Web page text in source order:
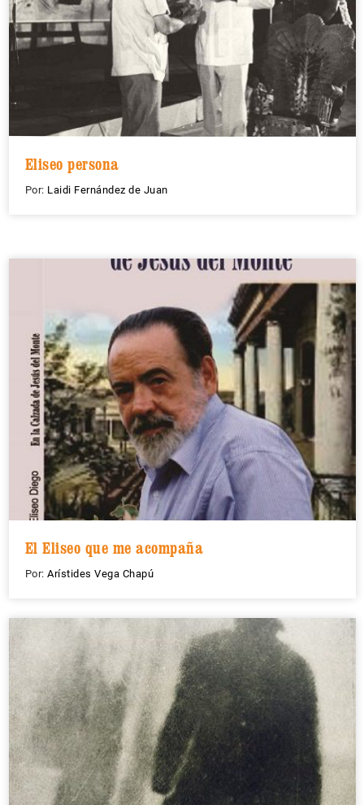
Eliseo persona
Por: Laidi Fernández de Juan
El Eliseo que me acompaña
Por: Arístides Vega Chapú